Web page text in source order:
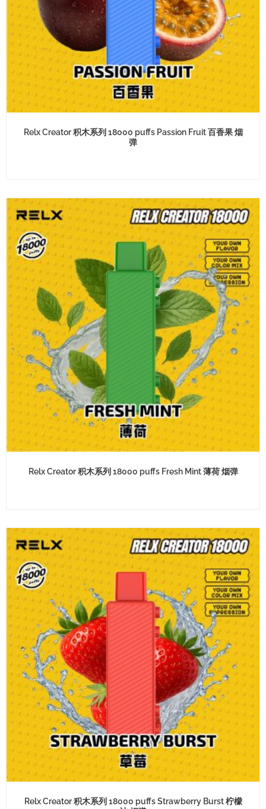
Relx Creator 积木系列 18000 puffs Passion Fruit 百香果 烟
弹
Relx Creator 积木系列 18000 puffs Fresh Mint 薄荷 烟弹
Relx Creator 积木系列 18000 puffs Strawberry Burst 柠檬